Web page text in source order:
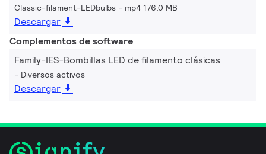
Classic-filament-LEDbulbs mp4 176.0 MB
Descargar
Complementos de software
Family-IES-Bombillas LED de filamento clásicas
Diversos activos
Descargar